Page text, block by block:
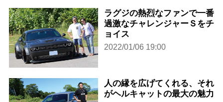
ラグジの熱烈なファンで一番
過激なチャレンジャーＳをチ
ョイス
2022/01/06 19:00
人の縁を広げてくれる、それ
がヘルキャットの最大の魅力